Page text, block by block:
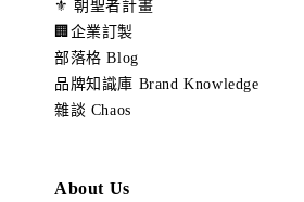
⚜️ 朝聖者計畫
🏢企業訂製
部落格 Blog
品牌知識庫 Brand Knowledge
雜談 Chaos
About Us